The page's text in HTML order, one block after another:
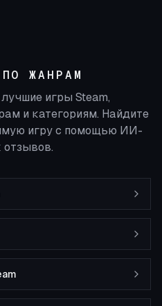
ЖАНРАМ
игры Steam,
и категориям. Найдите
игру с помощью ИИ-
отзывов.